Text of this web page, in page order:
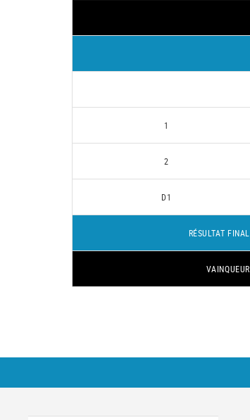
1
2
D1
RÉSULTAT FINAL
VAINQUEUR